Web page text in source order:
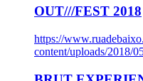
OUT///FEST 2018
https://
content/uploads/2018/